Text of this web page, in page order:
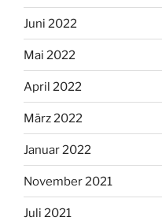
Juni 2022
Mai 2022
April 2022
März 2022
Januar 2022
November 2021
Juli 2021